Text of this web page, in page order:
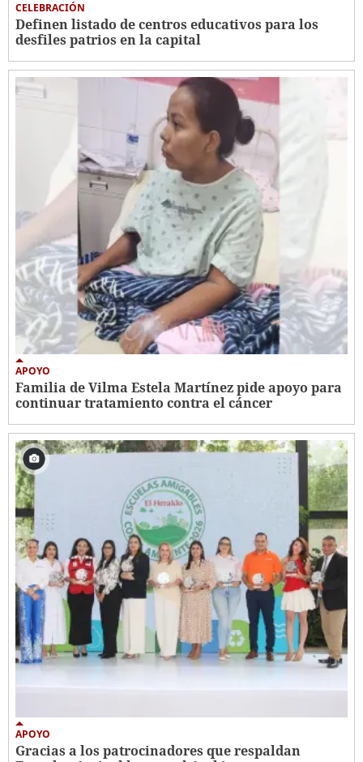
CELEBRACIÓN
Definen listado de centros educativos para los
desfiles patrios en la capital
APOYO
Familia de Vilma Estela Martínez pide apoyo para
continuar tratamiento contra el cáncer
APOYO
Gracias a los patrocinadores que respaldan